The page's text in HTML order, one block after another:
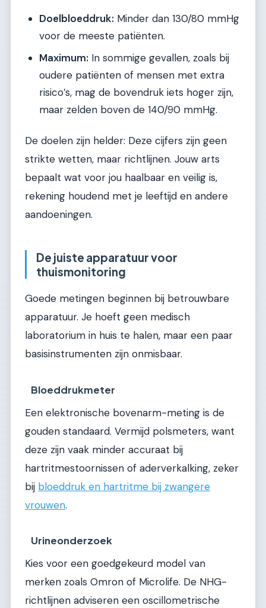
Doelbloeddruk: Minder dan 130/80 mmHg
voor de meeste patiënten.
Maximum: In sommige gevallen, zoals bij
oudere patiënten of mensen met extra
risico’s, mag de bovendruk iets hoger zijn,
maar zelden boven de 140/90 mmHg.
De doelen zijn helder: Deze cijfers zijn geen
strikte wetten, maar richtlijnen. Jouw arts
bepaalt wat voor jou haalbaar en veilig is,
rekening houdend met je leeftijd en andere
aandoeningen.
De juiste apparatuur voor
thuismonitoring
Goede metingen beginnen bij betrouwbare
apparatuur. Je hoeft geen medisch
laboratorium in huis te halen, maar een paar
basisinstrumenten zijn onmisbaar.
Bloeddrukmeter
Een elektronische bovenarm-meting is de
gouden standaard. Vermijd polsmeters, want
deze zijn vaak minder accuraat bij
hartritmestoornissen of aderverkalking, zeker
bij bloeddruk en hartritme bij zwangere
vrouwen.
Urineonderzoek
Kies voor een goedgekeurd model van
merken zoals Omron of Microlife. De NHG-
richtlijnen adviseren een oscillometrische